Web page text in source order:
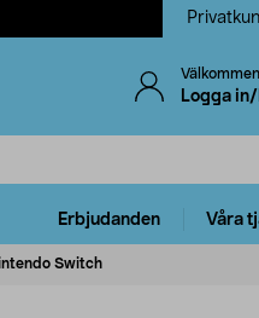
Välkommen
Logga
Erbjudanden Våra
Switch